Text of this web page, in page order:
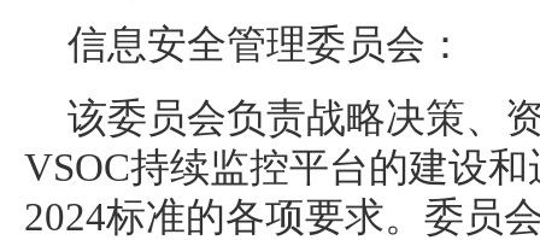
信息安全管理委员会：
该委员会负责战略决策、
VSOC持续监控平台的建设和
2024标准的各项要求。委员